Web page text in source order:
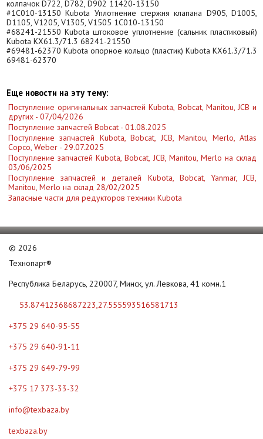
колпачок D722, D782, D902 11420-13150
#1C010-13150 Kubota Уплотнение стержня клапана D905, D1005,
D1105, V1205, V1305, V1505 1C010-13150
#68241-21550 Kubota штоковое уплотнение (сальник пластиковый)
Kubota KX61.3/71.3 68241-21550
#69481-62370 Kubota опорное кольцо (пластик) Kubota KX61.3/71.3
69481-62370
Еще новости на эту тему:
Поступление оригинальных запчастей Kubota, Bobcat, Manitou, JCB и
других - 07/04/2026
Поступление запчастей Bobcat - 01.08.2025
Поступление запчастей Kubota, Bobcat, JCB, Manitou, Merlo, Atlas
Copco, Weber - 29.07.2025
Поступление запчастей Kubota, Bobcat, JCB, Manitou, Merlo на склад
03/06/2025
Поступление запчастей и деталей Kubota, Bobcat, Yanmar, JCB,
Manitou, Merlo на склад 28/02/2025
Запасные части для редукторов техники Kubota
© 2026
Технопарт®
Республика Беларусь, 220007, Минск, ул. Левкова, 41 комн.1
53.87412368687223,27.555593516581713
+375 29 640-95-55
+375 29 640-91-11
+375 29 649-79-99
+375 17 373-33-32
info@texbaza.by
texbaza.by